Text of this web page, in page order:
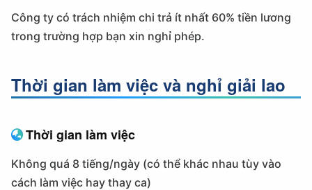
Công ty có trách nhiệm chi trả ít nhất 60% tiền lương
trong trường hợp bạn xin nghỉ phép.
Thời gian làm việc và nghỉ giải lao
Thời gian làm việc
Không quá 8 tiếng/ngày (có thể khác nhau tùy vào
cách làm việc hay thay ca)